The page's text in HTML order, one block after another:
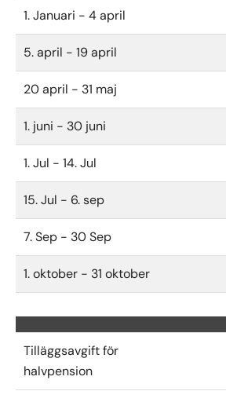
1. Januari - 4 april
5. april - 19 april
20 april - 31 maj
1. juni - 30 juni
1. Jul - 14. Jul
15. Jul - 6. sep
7. Sep - 30 Sep
1. oktober - 31 oktober
Tilläggsavgift för
halvpension